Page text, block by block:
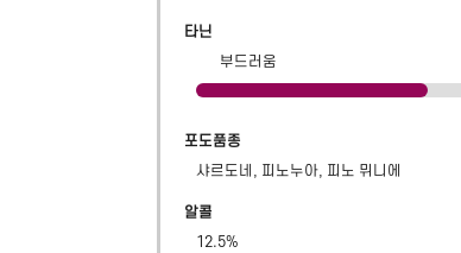
타닌
부드러움
포도품종
샤르도네, 피노누아, 피노 뮈니에
알콜
12.5%